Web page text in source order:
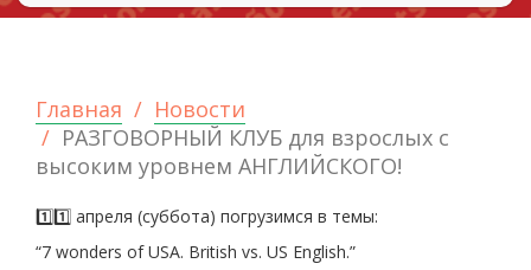
Главная
Новости
РАЗГОВОРНЫЙ КЛУБ для взрослых с
высоким уровнем АНГЛИЙСКОГО!
1️⃣1️⃣ апреля (суббота) погрузимся в темы:
“7 wonders of USA. British vs. US English.”